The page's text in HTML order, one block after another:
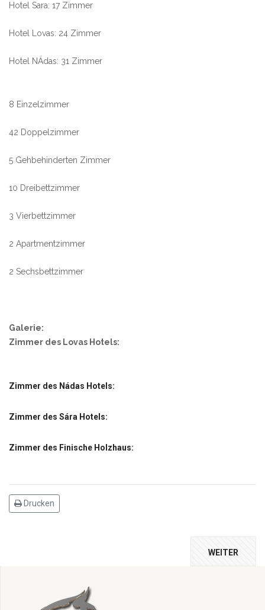
Hotel Sara: 17 Zimmer
Hotel Lovas: 24 Zimmer
Hotel NÁdas: 31 Zimmer
8 Einzelzimmer
42 Doppelzimmer
5 Gehbehinderten Zimmer
10 Dreibettzimmer
3 Vierbettzimmer
2 Apartmentzimmer
2 Sechsbettzimmer
Galerie:
Zimmer des Lovas Hotels:
Zimmer des Nádas Hotels:
Zimmer des Sára Hotels:
Zimmer des Finische Holzhaus:
Drucken
WEITER